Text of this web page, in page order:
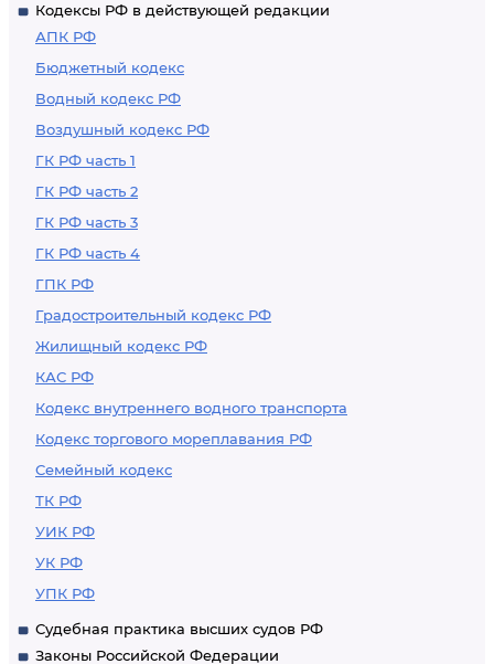
Кодексы РФ в действующей редакции
АПК РФ
Бюджетный кодекс
Водный кодекс РФ
Воздушный кодекс РФ
ГК РФ часть 1
ГК РФ часть 2
ГК РФ часть 3
ГК РФ часть 4
ГПК РФ
Градостроительный кодекс РФ
Жилищный кодекс РФ
КАС РФ
Кодекс внутреннего водного транспорта
Кодекс торгового мореплавания РФ
Семейный кодекс
ТК РФ
УИК РФ
УК РФ
УПК РФ
Судебная практика высших судов РФ
Законы Российской Федерации